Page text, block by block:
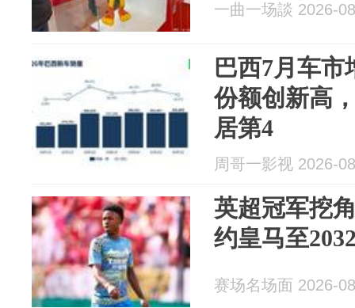
一曲一场談 2026-
巴西7月车
份额创新高
居第4
周哥一影视 2026-
英超冠军挖
约皇马至
赛场名场面 2026-